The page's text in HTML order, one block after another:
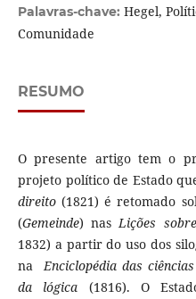
Palavras-chave: Hegel,
Comunidade
RESUMO
O presente artigo tem o
projeto político de Estado
direito(1821) é retomado
(Gemeinde) nasLições
1832) a partir do uso dos
naEnciclopédia das
da lógica (1816). O